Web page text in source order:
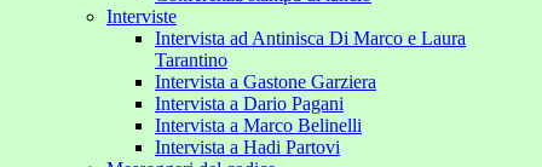
Interviste
Intervista ad Antinisca Di Marco e Laura
Tarantino
Intervista a Gastone Garziera
Intervista a Dario Pagani
Intervista a Marco Belinelli
Intervista a Hadi Partovi